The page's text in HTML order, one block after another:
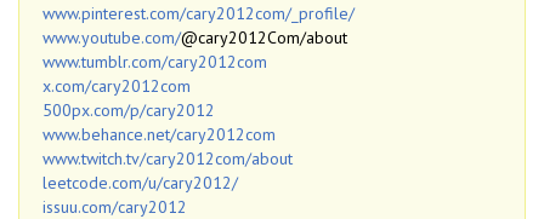
www.pinterest.com/cary2012com/_profile/
www.youtube.com/@cary2012Com/about
www.tumblr.com/cary2012com
x.com/cary2012com
500px.com/p/cary2012
www.behance.net/cary2012com
www.twitch.tv/cary2012com/about
leetcode.com/u/cary2012/
issuu.com/cary2012